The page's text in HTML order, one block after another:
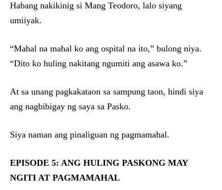
Habang nakikinig si Mang Teodoro, lalo siyang
umiiyak.
“Mahal na mahal ko ang ospital na ito,” bulong niya.
“Dito ko huling nakitang ngumiti ang asawa ko.”
At sa unang pagkakataon sa sampung taon, hindi siya
ang nagbibigay ng saya sa Pasko.
Siya naman ang pinaliguan ng pagmamahal.
EPISODE 5: ANG HULING PASKONG MAY
NGITI AT PAGMAMAHAL